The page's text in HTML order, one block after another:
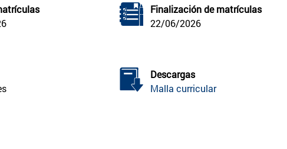
Finalización de matrículas
22/06/2026
Descargas
Malla curricular